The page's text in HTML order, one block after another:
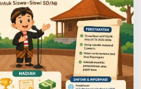
r
2
0
2
6
B
o
j